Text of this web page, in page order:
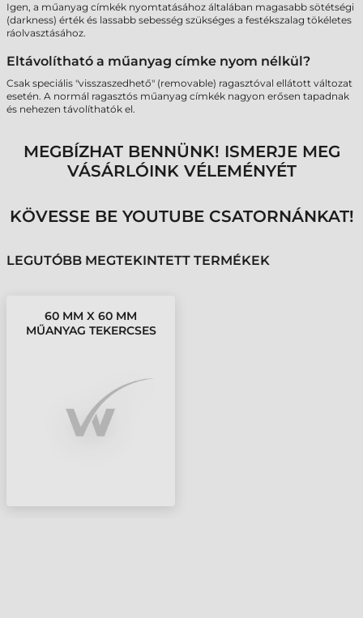
Igen, a műanyag címkék nyomtatásához általában magasabb sötétségi
(darkness) érték és lassabb sebesség szükséges a festékszalag tökéletes
ráolvasztásához.
Eltávolítható a műanyag címke nyom nélkül?
Csak speciális "visszaszedhető" (removable) ragasztóval ellátott változat
esetén. A normál ragasztós műanyag címkék nagyon erősen tapadnak
és nehezen távolíthatók el.
MEGBÍZHAT BENNÜNK! ISMERJE MEG
VÁSÁRLÓINK VÉLEMÉNYÉT
KÖVESSE BE YOUTUBE CSATORNÁNKAT!
LEGUTÓBB MEGTEKINTETT TERMÉKEK
60 MM X 60 MM
MŰANYAG TEKERCSES